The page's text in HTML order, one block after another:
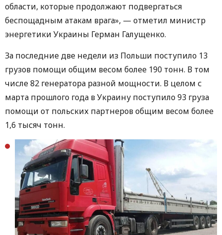
области, которые продолжают подвергаться
беспощадным атакам врага», — отметил министр
энергетики Украины Герман Галущенко.
За последние две недели из Польши поступило 13
грузов помощи общим весом более 190 тонн. В том
числе 82 генератора разной мощности. В целом с
марта прошлого года в Украину поступило 93 груза
помощи от польских партнеров общим весом более
1,6 тысяч тонн.